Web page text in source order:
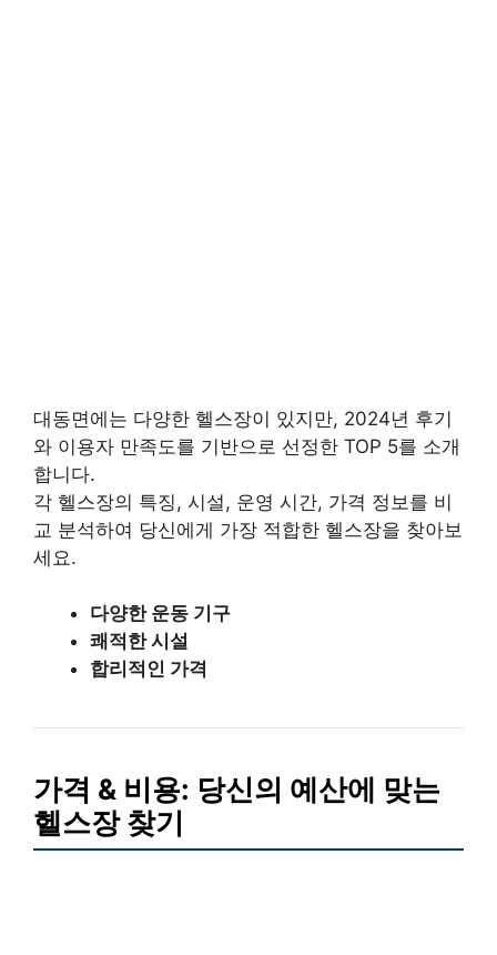
대동면에는 다양한 헬스장이 있지만, 2024년 후기
와 이용자 만족도를 기반으로 선정한 TOP 5를 소개
합니다.
각 헬스장의 특징, 시설, 운영 시간, 가격 정보를 비
교 분석하여 당신에게 가장 적합한 헬스장을 찾아보
세요.
다양한 운동 기구
쾌적한 시설
합리적인 가격
가격 & 비용: 당신의 예산에 맞는
헬스장 찾기